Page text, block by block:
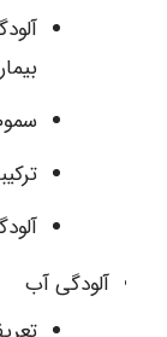
آلودگی آب